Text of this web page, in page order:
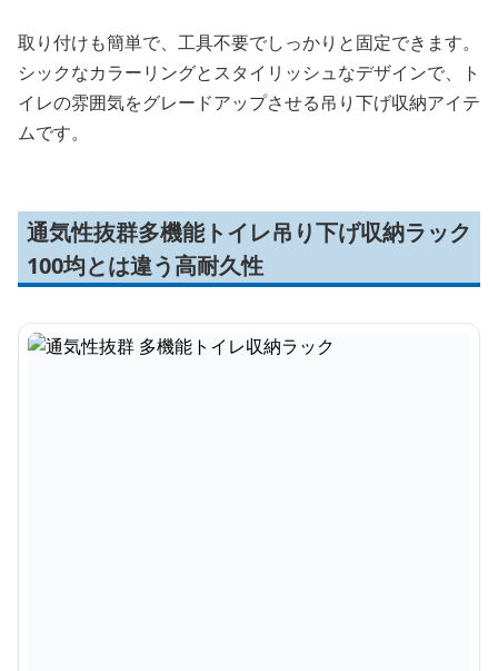
取り付けも簡単で、工具不要でしっかりと固定できます。
シックなカラーリングとスタイリッシュなデザインで、ト
イレの雰囲気をグレードアップさせる吊り下げ収納アイテ
ムです。
通気性抜群多機能トイレ吊り下げ収納ラック
100均とは違う高耐久性